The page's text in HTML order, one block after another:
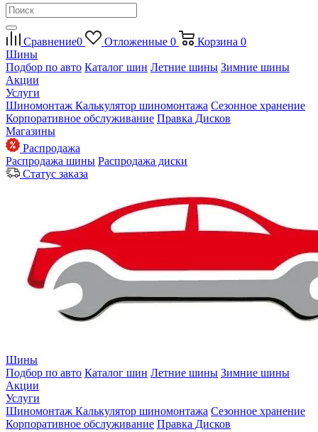
Сравнение0 Отложенные 0 Корзина 0
Шины
Подбор по авто Каталог шин Летние шины Зимние шины
Акции
Услуги
Шиномонтаж Калькулятор шиномонтажа Сезонное хранение
Корпоративное обслуживание Правка Дисков
Магазины
Распродажа
Распродажа шины Распродажа диски
Статус заказа
Шины
Подбор по авто Каталог шин Летние шины Зимние шины
Акции
Услуги
Шиномонтаж Калькулятор шиномонтажа Сезонное хранение
Корпоративное обслуживание Правка Дисков